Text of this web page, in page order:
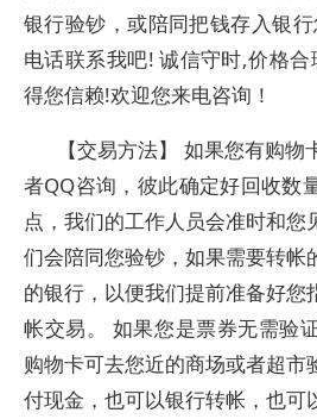
银行验钞，或陪同把钱存入银
电话联系我吧! 诚信守时,价格
得您信赖!欢迎您来电咨询！
【交易方法】 如果您有购
者QQ咨询，彼此确定好回收数
点，我们的工作人员会准时和您
们会陪同您验钞，如果需要转帐
的银行，以便我们提前准备好您
帐交易。 如果您是票券无需验
购物卡可去您近的商场或者超市
付现金，也可以银行转帐，也可